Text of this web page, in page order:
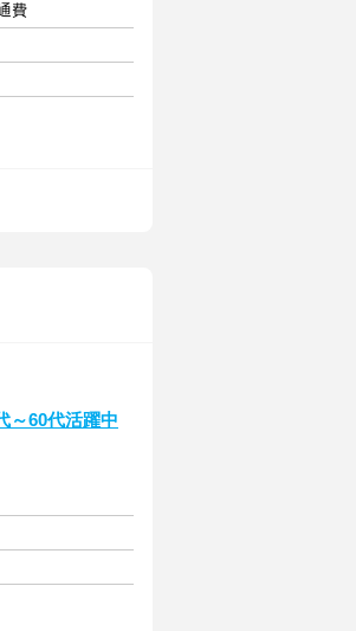
費
～60代活躍中